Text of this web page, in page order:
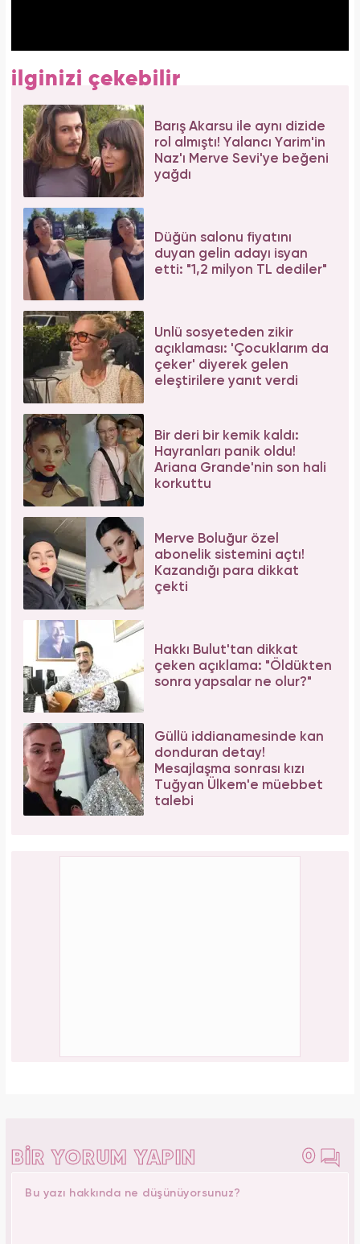
ilginizi çekebilir
Barış Akarsu ile aynı dizide
rol almıştı! Yalancı Yarim'in
Naz'ı Merve Sevi'ye beğeni
yağdı
Düğün salonu fiyatını
duyan gelin adayı isyan
etti: "1,2 milyon TL dediler"
Ünlü sosyeteden zikir
açıklaması: 'Çocuklarım da
çeker' diyerek gelen
eleştirilere yanıt verdi
Bir deri bir kemik kaldı:
Hayranları panik oldu!
Ariana Grande'nin son hali
korkuttu
Merve Boluğur özel
abonelik sistemini açtı!
Kazandığı para dikkat
çekti
Hakkı Bulut'tan dikkat
çeken açıklama: "Öldükten
sonra yapsalar ne olur?"
Güllü iddianamesinde kan
donduran detay!
Mesajlaşma sonrası kızı
Tuğyan Ülkem'e müebbet
talebi
BİR YORUM YAPIN 0